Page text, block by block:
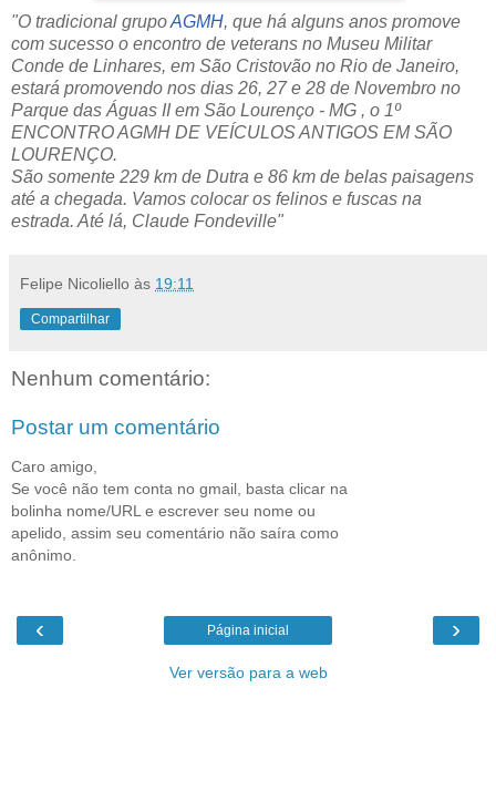
"O tradicional grupoAGMH, que há alguns anos promove
com sucesso o encontro de veterans no Museu Militar
Conde de Linhares, em São Cristovão no Rio de Janeiro,
estará promovendo nos dias 26, 27 e 28 de Novembro no
Parque das Águas II em São Lourenço - MG , o 1º
ENCONTRO AGMH DE VEÍCULOS ANTIGOS EM SÃO
LOURENÇO.
São somente 229 km de Dutra e 86 km de belas paisagens
até a chegada. Vamos colocar os felinos e fuscas na
estrada. Até lá, Claude Fondeville"
Felipe Nicoliello às 19:11
Compartilhar
Nenhum comentário:
Postar um comentário
Caro amigo,
Se você não tem conta no gmail, basta clicar na
bolinha nome/URL e escrever seu nome ou
apelido, assim seu comentário não saíra como
anônimo.
‹ ›
Página inicial
Ver versão para a web